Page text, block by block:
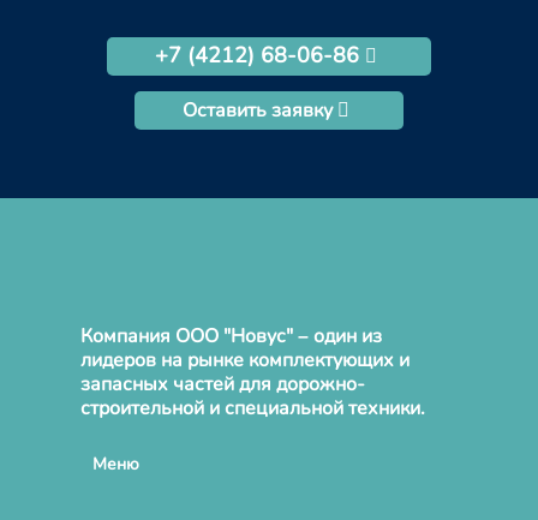
+7 (4212) 68-06-86
Оставить заявку
Компания ООО "Новус" – один из
лидеров на рынке комплектующих и
запасных частей для дорожно-
строительной и специальной техники.
Меню